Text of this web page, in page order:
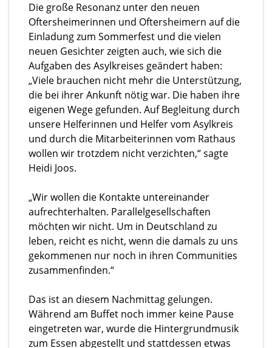
Die große Resonanz unter den neuen
Oftersheimerinnen und Oftersheimern auf die
Einladung zum Sommerfest und die vielen
neuen Gesichter zeigten auch, wie sich die
Aufgaben des Asylkreises geändert haben:
„Viele brauchen nicht mehr die Unterstützung,
die bei ihrer Ankunft nötig war. Die haben ihre
eigenen Wege gefunden. Auf Begleitung durch
unsere Helferinnen und Helfer vom Asylkreis
und durch die Mitarbeiterinnen vom Rathaus
wollen wir trotzdem nicht verzichten,“ sagte
Heidi Joos.
„Wir wollen die Kontakte untereinander
aufrechterhalten. Parallelgesellschaften
möchten wir nicht. Um in Deutschland zu
leben, reicht es nicht, wenn die damals zu uns
gekommenen nur noch in ihren Communities
zusammenfinden.“
Das ist an diesem Nachmittag gelungen.
Während am Buffet noch immer keine Pause
eingetreten war, wurde die Hintergrundmusik
zum Essen abgestellt und stattdessen etwas